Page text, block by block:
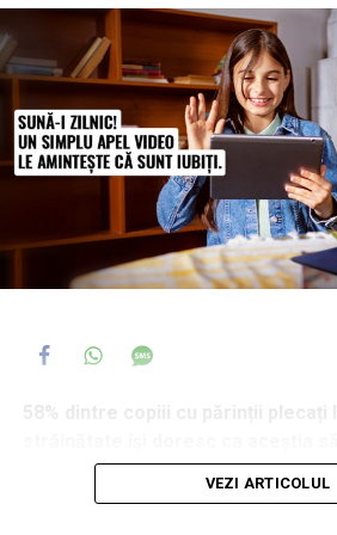
și 44% dintre ei spun că, atunci
problemă serioasă, primul ajutor îl
VEZI ARTICOLUL